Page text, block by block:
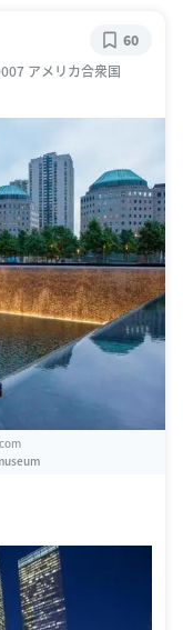
アメリカ合衆国
60